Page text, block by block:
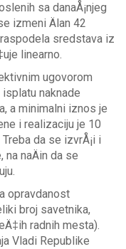
sa danaÅ¡njeg
izmeni Älan 42
raspodela sredstava iz
linearno.
ugovorom
naknade
a minimalni iznos je
i realizaciju je 10
da se izvrÅ¡i i
naÄin da se
opravdanost
broj savetnika,
radnih mesta).
Vladi Republike